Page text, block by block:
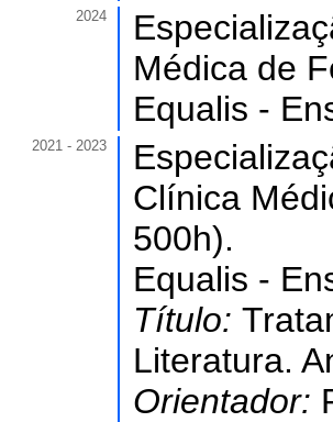
2024
Médica de
Equalis -
2021 - 2023
Clínica
500h).
Equalis -
Título:
Literatura.
Orientador: